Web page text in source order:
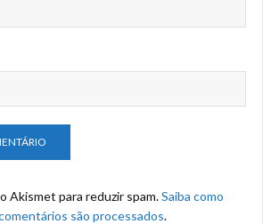
Akismet para reduzir spam.Saiba como
são processados.